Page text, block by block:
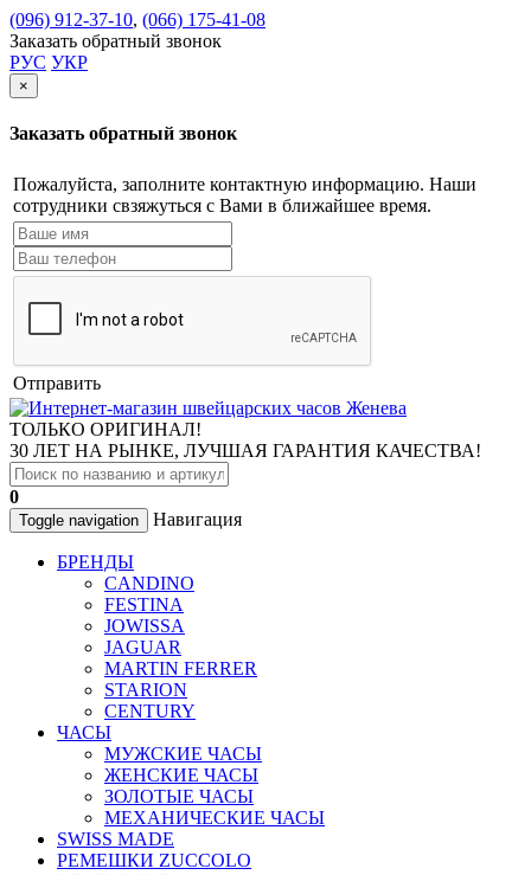
(096) 912-37-10, (066) 175-41-08
Заказать обратный звонок
РУС УКР
×
Заказать обратный звонок
Пожалуйста, заполните контактную информацию. Наши
сотрудники свзяжуться с Вами в ближайшее время.
Отправить
ТОЛЬКО ОРИГИНАЛ!
30 ЛЕТ НА РЫНКЕ, ЛУЧШАЯ ГАРАНТИЯ КАЧЕСТВА!
0
Toggle navigation Навигация
БРЕНДЫ
CANDINO
FESTINA
JOWISSA
JAGUAR
MARTIN FERRER
STARION
CENTURY
ЧАСЫ
МУЖСКИЕ ЧАСЫ
ЖЕНСКИЕ ЧАСЫ
ЗОЛОТЫЕ ЧАСЫ
МЕХАНИЧЕСКИЕ ЧАСЫ
SWISS MADE
РЕМЕШКИ ZUCCOLO